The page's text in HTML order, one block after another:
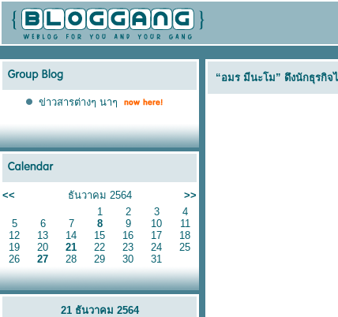
ข่าวสารต่างๆ นาๆ
<< ธันวาคม 2564
>>
1
2 3
4
5
6 7 8 9 10
11
12
13 14 15 16 17
18
19
20 21 22 23 24
25
26
27 28 29 30 31
21 ธันวาคม 2564
“อมร มีนะโม” ดึงนักธุรกิ